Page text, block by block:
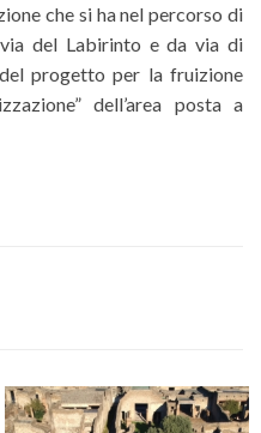
che si ha nel percorso di
del Labirinto e da via di
progetto per la fruizione
dell’area posta a